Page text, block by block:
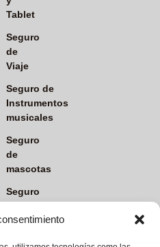
Tablet
Seguro
de
Viaje
Seguro de
Instrumentos
musicales
Seguro
de
mascotas
Seguro
ahorro
Seguro de